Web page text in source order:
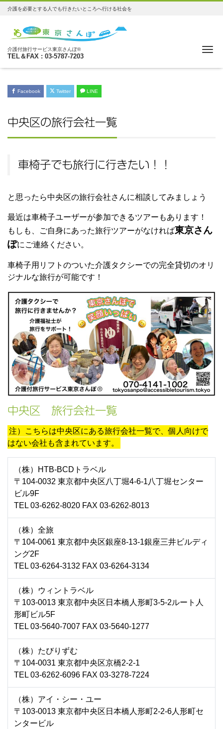
介護を必要とする人でも行きたいところへ行ける社会を
介護付旅行サービス東京さんぽ®
TEL＆FAX : 03-5787-7203
Facebook Twitter LINE
中央区の旅行会社一覧
車椅子でも旅行に行きたい！！
と思ったら中央区の旅行会社さんに相談してみましょう
最近は車椅子ユーザーが参加できるツアーもあります！
もしも、ご自身にあった旅行ツアーがなければ東京さん
ぽにご連絡ください。
車椅子用リフトのついた介護タクシーでの完全貸切のオリ
ジナルな旅行が可能です！
中央区 旅行会社一覧
注）こちらは中央区にある旅行会社一覧で、個人向けで
はない会社も含まれています。
（株）HTB-BCDトラベル
〒104-0032 東京都中央区八丁堀4-6-1八丁堀センター
ビル9F
TEL 03-6262-8020 FAX 03-6262-8013
（株）全旅
〒104-0061 東京都中央区銀座8-13-1銀座三井ビルディ
ング2F
TEL 03-6264-3132 FAX 03-6264-3134
（株）ウィントラベル
〒103-0013 東京都中央区日本橋人形町3-5-2ルート人
形町ビル5F
TEL 03-5640-7007 FAX 03-5640-1277
（株）たびりずむ
〒104-0031 東京都中央区京橋2-2-1
TEL 03-6262-6096 FAX 03-3278-7224
（株）アイ・シー・ユー
〒103-0013 東京都中央区日本橋人形町2-2-6人形町セ
ンタービル